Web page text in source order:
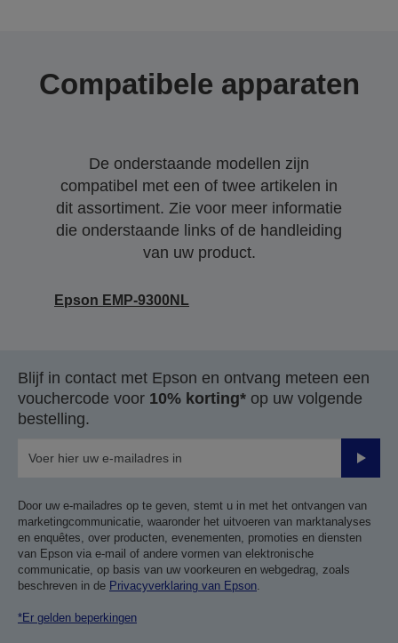
Compatibele apparaten
De onderstaande modellen zijn
compatibel met een of twee artikelen in
dit assortiment. Zie voor meer informatie
die onderstaande links of de handleiding
van uw product.
Epson EMP-9300NL
Blijf in contact met Epson en ontvang meteen een
vouchercode voor 10% korting* op uw volgende
bestelling.
Door uw e-mailadres op te geven, stemt u in met het ontvangen van
marketingcommunicatie, waaronder het uitvoeren van marktanalyses
en enquêtes, over producten, evenementen, promoties en diensten
van Epson via e-mail of andere vormen van elektronische
communicatie, op basis van uw voorkeuren en webgedrag, zoals
beschreven in de Privacyverklaring van Epson.
*Er gelden beperkingen